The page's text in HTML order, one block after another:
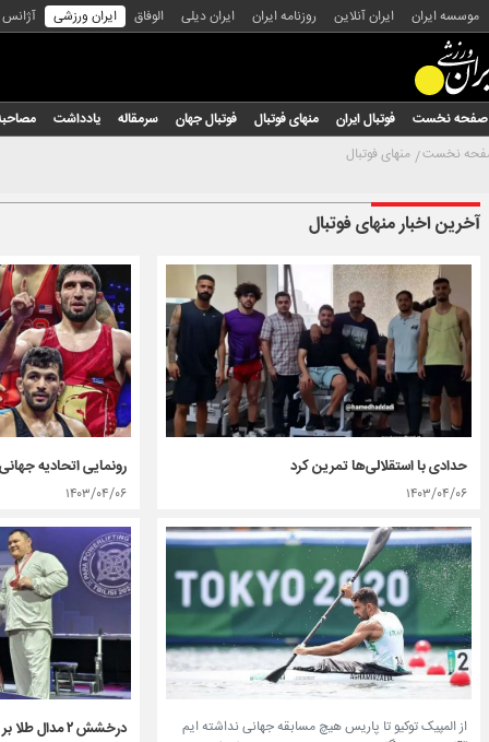
موسسه ایران ایران آنلاین روزنامه ایران ایران دیلی الوفاق ایران ورزشی
صفحه نخست فوتبال ایران منهای فوتبال فوتبال جهان سرمقاله یادداشت
نخست منهای فوتبال
آخرین اخبار منهای فوتبال
حدادی با استقلالی‌ها تمرین کرد
۱۴۰۳/۰۴/۰۶
رونمایی اتحادیه
۱۴۰۳/۰۴/۰۶
از المپیک توکیو تا پاریس هیچ مسابقه جهانی نداشته ایم درخشش ۲ مدال طلا بر گردن غریب‌شاهی